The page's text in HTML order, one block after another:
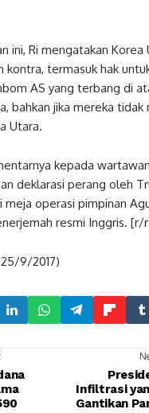
ini, Ri mengatakan Korea
kontra, termasuk hak
AS yang terbang di
bahkan jika mereka tidak
Utara.
kepada
deklarasi perang oleh
operasi pimpinan
resmi Inggris. [r/
9/2017)
Infiltrasi
Gantikan